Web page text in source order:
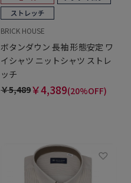
BRICK HOUSE
ボタンダウン 長袖 形態安定 ワ
イシャツ ニットシャツ ストレ
ッチ
￥5,489￥4,389(20%OFF)